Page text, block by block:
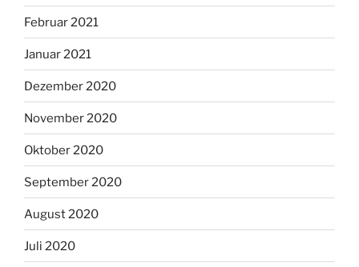
Februar 2021
Januar 2021
Dezember 2020
November 2020
Oktober 2020
September 2020
August 2020
Juli 2020